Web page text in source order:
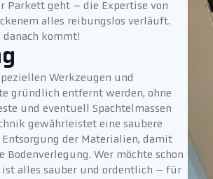
Parkett geht – die Expertise von
alles reibungslos verläuft.
danach kommt!
Werkzeugen und
gründlich entfernt werden, ohne
und eventuell Spachtelmassen
gewährleistet eine saubere
der Materialien, damit
Wer möchte schon
ist alles sauber und ordentlich – für